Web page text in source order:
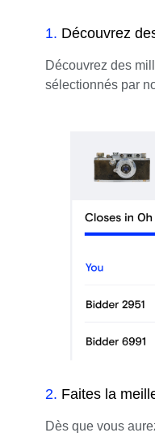
1. Découvrez
Découvrez des
sélectionnés par
2. Faites la
Dès que vous